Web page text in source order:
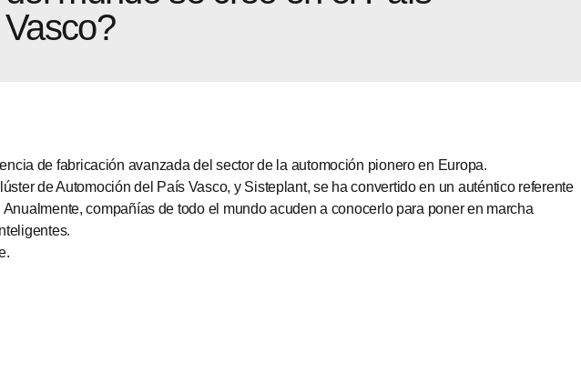
Vasco?
de fabricación avanzada del sector de la automoción pionero en Europa.
de Automoción del País Vasco, y Sisteplant, se ha convertido en un auténtico referente
compañías de todo el mundo acuden a conocerlo para poner en marcha